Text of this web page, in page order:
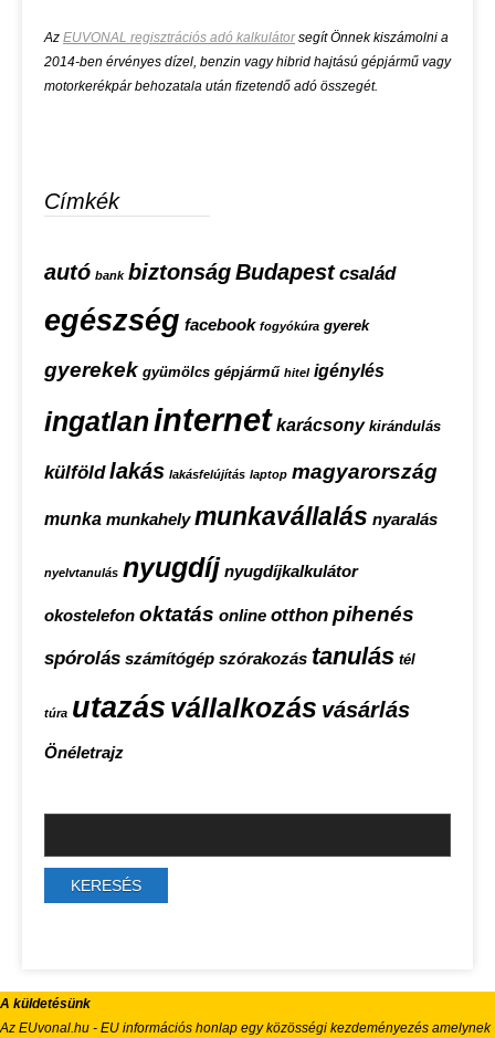
Az EUVONAL regisztrációs adó kalkulátorsegít Önnek kiszámolni a
2014-ben érvényes dízel, benzin vagy hibrid hajtású gépjármű vagy
motorkerékpár behozatala után fizetendő adó összegét.
Címkék
autó bank biztonságBudapest család
egészség facebook fogyókúra gyerek
gyerekek gyümölcs gépjármű hitel igénylés
ingatlaninternet karácsony kirándulás
külföld lakás lakásfelújítás laptop magyarország
munka munkahely munkavállalás nyaralás
nyelvtanulás nyugdíj nyugdíjkalkulátor
okostelefon oktatás online otthon pihenés
spórolás számítógép szórakozás tanulás tél
túra utazás vállalkozás vásárlás
Önéletrajz
A küldetésünk
Az EUvonal.hu - EU információs honlap egy közösségi kezdeményezés amelynek